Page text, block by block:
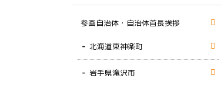
参画自治体・自治体首長挨拶
北海道東神楽町
岩手県滝沢市